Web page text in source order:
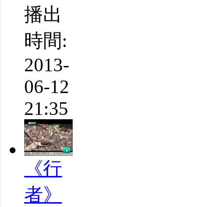
播出
時間:
2013-
06-12
21:35
《行
者》